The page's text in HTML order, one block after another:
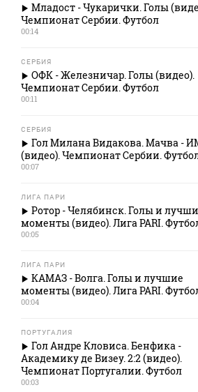
Младост - Чукарички. Голы
Чемпионат Сербии. Футбол
00:14
СЕРБИЯ
ОФК - Железничар. Голы (видео).
Чемпионат Сербии. Футбол
00:11
СЕРБИЯ
Гол Милана Видакова. Мачва -
(видео). Чемпионат Сербии.
00:07
ЛИГА ПАРИ
Ротор - Челябинск. Голы и
моменты (видео). Лига PARI.
00:05
ЛИГА ПАРИ
КАМАЗ - Волга. Голы и лучшие
моменты (видео). Лига PARI.
00:04
ПОРТУГАЛИЯ
Гол Андре Кловиса. Бенфика -
Академику де Визеу. 2:2 (видео).
Чемпионат Португалии. Футбол
00:03